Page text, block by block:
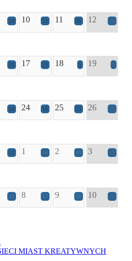
10 10 12 11 20 12 30
11 17 13 18 5 19 5
10 24 18 25 23 26 36
12 1 14 2 10 3 18
11 8 17 9 19 10 33
MIAST KREATYWNYCH